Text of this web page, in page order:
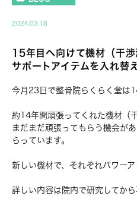
2024.03.18
15年目へ向けて機材（干
サポートアイテムを入れ替
今月23日で整骨院らくらく堂は
約14年間頑張ってくれた機材（
まだまだ頑張ってもらう機会が
らっています。
新しい機材で、それぞれパワーア
詳しい内容は院内で研究してか